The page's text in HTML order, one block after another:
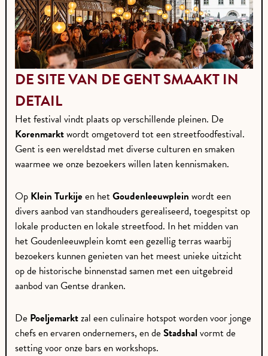
DE SITE VAN DE GENT SMAAKT IN
DETAIL
Het festival vindt plaats op verschillende pleinen. De
Korenmarktwordt omgetoverd tot een streetfoodfestival.
Gent is een wereldstad met diverse culturen en smaken
waarmee we onze bezoekers willen laten kennismaken.
Op Klein Turkijeen hetGoudenleeuwplein wordt een
divers aanbod van standhouders gerealiseerd, toegespitst op
lokale producten en lokale streetfood. In het midden van
het Goudenleeuwplein komt een gezellig terras waarbij
bezoekers kunnen genieten van het meest unieke uitzicht
op de historische binnenstad samen met een uitgebreid
aanbod van Gentse dranken.
De Poeljemarktzal een culinaire hotspot worden voor jonge
chefs en ervaren ondernemers, en deStadshalvormt de
setting voor onze bars en workshops.